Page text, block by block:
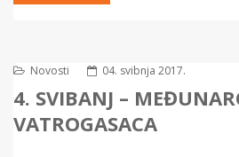
Novosti 04. svibnja 2017.
4. SVIBANJ –
VATROGASACA